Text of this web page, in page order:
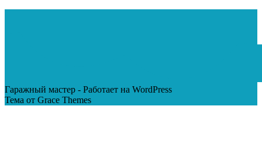
Гаражный мастер - Работает на WordPress
Тема от Grace Themes